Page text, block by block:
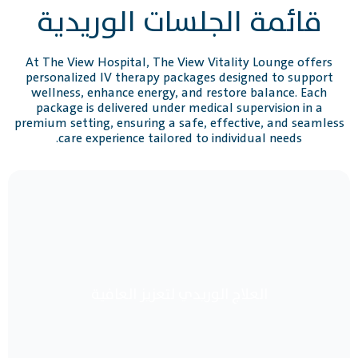
قائمة الجلسات الوريدية
At The View Hospital, The View Vitality Lounge offers
personalized IV therapy packages designed to support
wellness, enhance energy, and restore balance. Each
package is delivered under medical supervision in a
premium setting, ensuring a safe, effective, and seamless
care experience tailored to individual needs.